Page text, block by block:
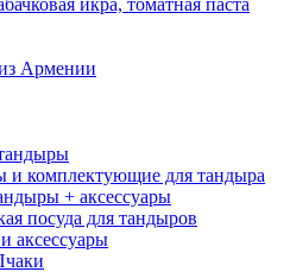
икра, томатная паста
Армении
и комплектующие для тандыра
+ аксессуары
посуда для тандыров
аксессуары